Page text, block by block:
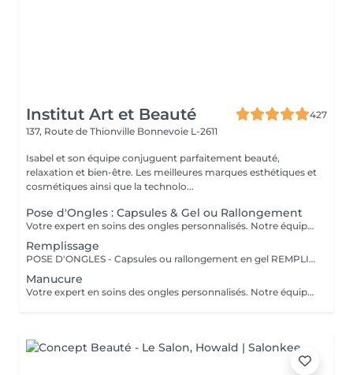
Institut Art et Beauté
427
137, Route de Thionville Bonnevoie L-2611
Isabel et son équipe conjuguent parfaitement beauté,
relaxation et bien-être. Les meilleures marques esthétiques et
cosmétiques ainsi que la technolo...
Pose d'Ongles : Capsules & Gel ou Rallongement
Votre expert en soins des ongles personnalisés. Notre équipe de prothésistes ongulaires diplômées vous offre une gamme complète de services pour des ongles magnifiques et durables. Expertise et Professionnalisme : Prothésistes qualifiées et expérimentées : o Isabel o Francesca o Fatima o Deborah o Patricia o Mirza Des produits de haute qualité, aux couleurs variées pour des résultats éclatants et durables. Garantie de beauté et santé de vos ongles. Services adaptés à vos goûts et votre personnalité Capsules pour allonger rapidement vos ongles. Rallongement en Gel : Pour un résultat naturel et durable. Remplissage toute les 3 a 4 semaines pour comble la repousse et préserve l'intégrité de la pose initiale. Manucure Soins et esthétisme pour des ongles en pleine santé et élégants. Nos Techniques Manucure Combinée : Soins complets et embellissement. Vernis Semi-Permanent : Couleur durable sans pose de gel. Chablon ou Capsules : Pose traditionnelle ou look naturel.
Remplissage
POSE D'ONGLES - Capsules ou rallongement en gel REMPLISSAGE MANUCURE Nos prothésistes ongulaire diplômée vous accueille dans notre espace d'esthétique des soins des ongles personnalisés. Nos maîtrisons des méthodes qui sauront vous permettre de garder de beaux ongles durablement avec le stylise en fonction de vos goûts et de votre personnalité : manucure combinée, pose de vernis semi-permanent, remplissage, pose complète au chablon ou capsules. Nos produits à la pointe des tendances, de haute qualité, des couleurs dotées d'une pigmentation multiples.
Manucure
Votre expert en soins des ongles personnalisés. Notre équipe de prothésistes ongulaires diplômées vous offre une gamme complète de services pour des ongles magnifiques et durables. Expertise et Professionnalisme : Prothésistes qualifiées et expérimentées : o Isabel, o Francesca, o Fatima, o Deborah, o Patricia, o Mirza, Des produits de haute qualité, aux couleurs variées pour des résultats éclatants et durables. Garantie de beauté et santé de vos ongles. Services adaptés à vos goûts et votre personnalité Capsules pour allonger rapidement vos ongles. Rallongement en Gel : Pour un résultat naturel et durable. Remplissage toute les 3 a 4 semaines pour comble la repousse et préserve l'intégrité de la pose initiale. Manucure Soins et esthétisme pour des ongles en pleine santé et élégants. Nos Techniques Manucure Combinée : Soins complets et embellissement. Vernis Semi-Permanent : Couleur durable sans pose de gel. Chablon ou Capsules : Pose traditionnelle ou look naturel.